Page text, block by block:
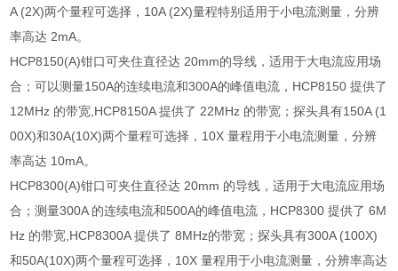
A (2X)两个量程可选择， 10A (2X)量程特别适用于小电流测量，分辨
率高达 2mA。
HCP8150(A)钳口可夹住直径达 20mm的导线，适用于大电流应用场
合；可以测量150A的连续电流和300A的峰值电流， HCP8150提供了
12MHz 的带宽 ,HCP8150A提供了 22MHz 的带宽；探头具有150A (1
00X)和30A(10X)两个量程可选择， 10X量程用于小电流测量，分辨
率高达 10mA。
HCP8300(A)钳口可夹住直径达 20mm 的导线，适用于大电流应用场
合；测量300A 的连续电流和500A的峰值电流， HCP8300提供了 6M
Hz 的带宽 ,HCP8300A提供了 8MHz的带宽；探头具有300A (100X)
和50A(10X)两个量程可选择， 10X量程用于小电流测量，分辨率高达